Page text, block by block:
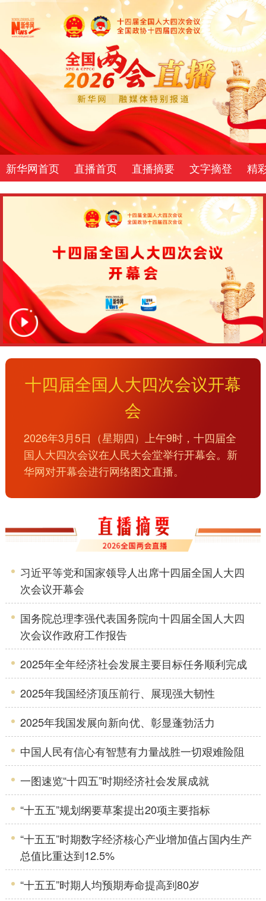
新华网首页 直播首页 直播摘要 文字摘登 精
十四届全国人大四次会议开幕
会
2026年3月5日（星期四）上午9时，十四届全
国人大四次会议在人民大会堂举行开幕会。新
华网对开幕会进行网络图文直播。
习近平等党和国家领导人出席十四届全国人大四
次会议开幕会
国务院总理李强代表国务院向十四届全国人大四
次会议作政府工作报告
2025年全年经济社会发展主要目标任务顺利完成
2025年我国经济顶压前行、展现强大韧性
2025年我国发展向新向优、彰显蓬勃活力
中国人民有信心有智慧有力量战胜一切艰难险阻
一图速览“十四五”时期经济社会发展成就
“十五五”规划纲要草案提出20项主要指标
“十五五”时期数字经济核心产业增加值占国内生产
总值比重达到12.5%
“十五五”时期人均预期寿命提高到80岁